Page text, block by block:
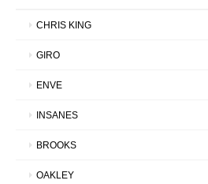
CHRIS KING
GIRO
ENVE
INSANES
BROOKS
OAKLEY